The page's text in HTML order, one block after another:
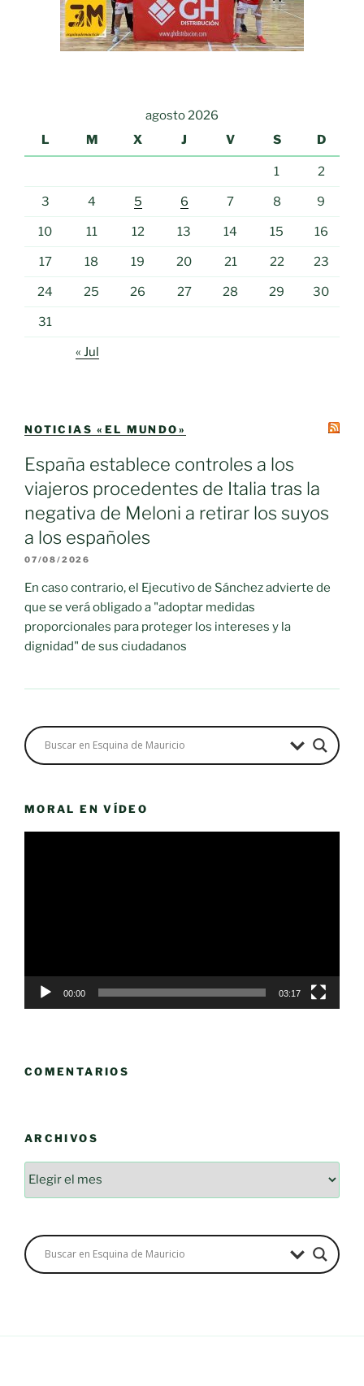
agosto 2026
L
M X J V S D
1 2
3 4 5 6 7 8 9
10 11 12 13 14 15 16
17 18 19 20 21 22 23
24 25 26 27 28 29 30
31
« Jul
NOTICIAS «EL MUNDO»
España establece controles a los
viajeros procedentes de Italia tras la
negativa de Meloni a retirar los suyos
a los españoles
07/08/2026
En caso contrario, el Ejecutivo de Sánchez advierte de
que se verá obligado a "adoptar medidas
proporcionales para proteger los intereses y la
dignidad" de sus ciudadanos
MORAL EN VÍDEO
00:00 03:17
COMENTARIOS
ARCHIVOS